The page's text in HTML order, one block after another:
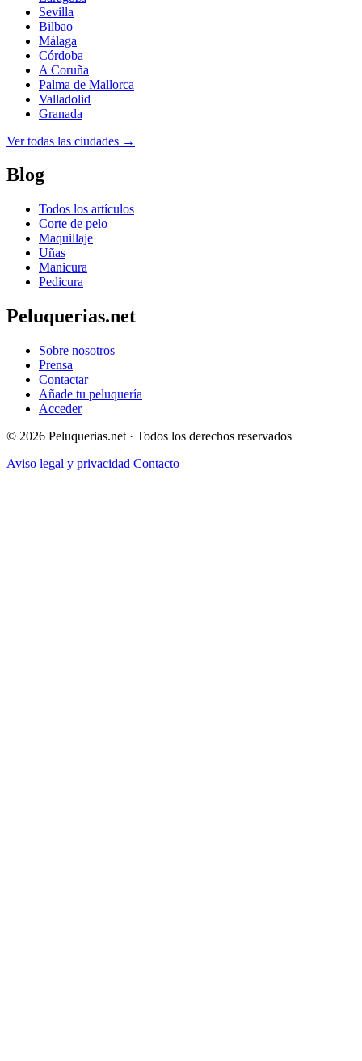
Sevilla
Bilbao
Málaga
Córdoba
A Coruña
Palma de Mallorca
Valladolid
Granada
Ver todas las ciudades →
Blog
Todos los artículos
Corte de pelo
Maquillaje
Uñas
Manicura
Pedicura
Peluquerias.net
Sobre nosotros
Prensa
Contactar
Añade tu peluquería
Acceder
© 2026 Peluquerias.net · Todos los derechos reservados
Aviso legal y privacidad Contacto